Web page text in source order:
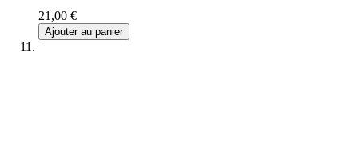
21,00 €
Ajouter au panier